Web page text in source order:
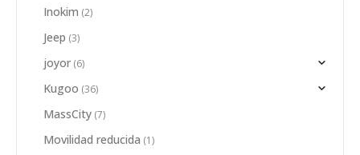
Inokim (2)
Jeep (3)
joyor (6)
Kugoo (36)
MassCity (7)
Movilidad reducida (1)